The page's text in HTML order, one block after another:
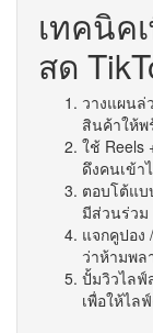
เทคนิค
สด
วางแผนล่
สินค้าให้พ
ใช้ Reels
ดึงคนเข้า
ตอบโต้แบ
มีส่วนร่วม
แจกคูปอง
ว่าห้ามพล
ปั้มวิวไลฟ์
เพื่อให้ไล